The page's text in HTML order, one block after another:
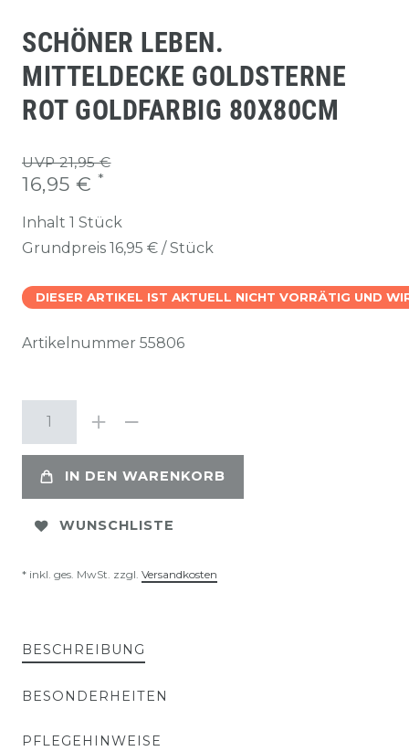
SCHÖNER LEBEN.
MITTELDECKE GOLDSTERNE
ROT GOLDFARBIG 80X80CM
UVP 21,95 €
16,95 € *
Inhalt 1 Stück
Grundpreis 16,95 € / Stück
DIESER ARTIKEL IST AKTUELL NICHT VORRÄTIG UND
Artikelnummer 55806
IN DEN WARENKORB
WUNSCHLISTE
* inkl. ges. MwSt. zzgl. Versandkosten
BESCHREIBUNG
BESONDERHEITEN
PFLEGEHINWEISE